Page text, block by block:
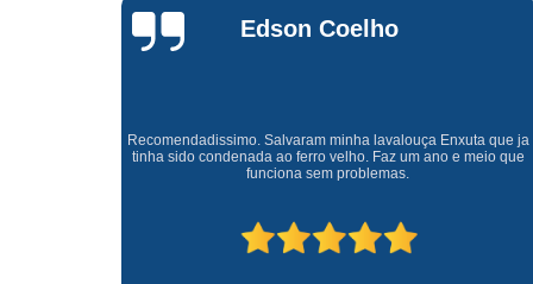
Waldirene
Monteiro
Uma empresa á 41 anos no mercado que sempre valoriza o
cliente ótimo atendimento com garantia de todos o serviços.